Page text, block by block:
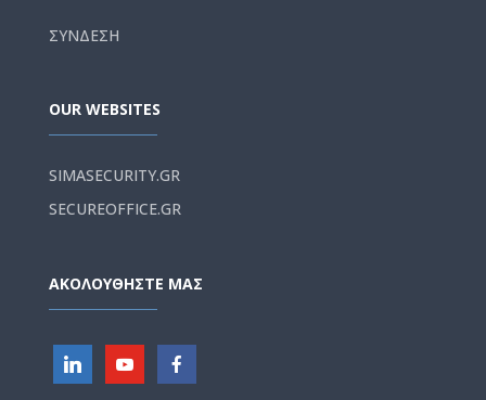
ΣΥΝΔΕΣΗ
OUR WEBSITES
SIMASECURITY.GR
SECUREOFFICE.GR
ΑΚΟΛΟΥΘΗΣΤΕ ΜΑΣ